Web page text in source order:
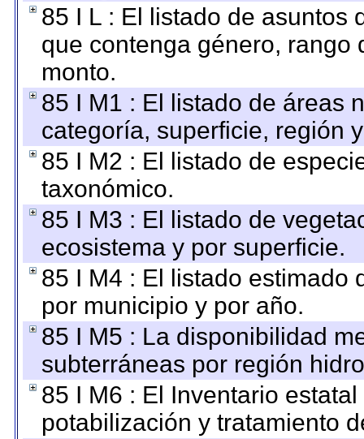
85 I L : El listado de asuntos
que contenga género, rango
monto.
85 I M1 : El listado de áreas
categoría, superficie, región
85 I M2 : El listado de
taxonómico.
85 I M3 : El listado de
ecosistema y por superficie.
85 I M4 : El listado estimado
por municipio y por año.
85 I M5 : La disponibilidad
subterráneas por región
85 I M6 : El Inventario
potabilización y tratamiento